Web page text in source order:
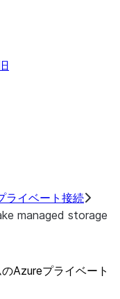
ライベート接続
managed storage
Azureプライベート